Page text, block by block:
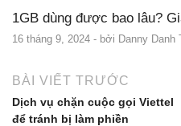
1GB dùng được bao lâu?
16 tháng 9, 2024 - bởi Danny Danh
BÀI VIẾT TRƯỚC
Dịch vụ chặn cuộc gọi Viettel
để tránh bị làm phiền